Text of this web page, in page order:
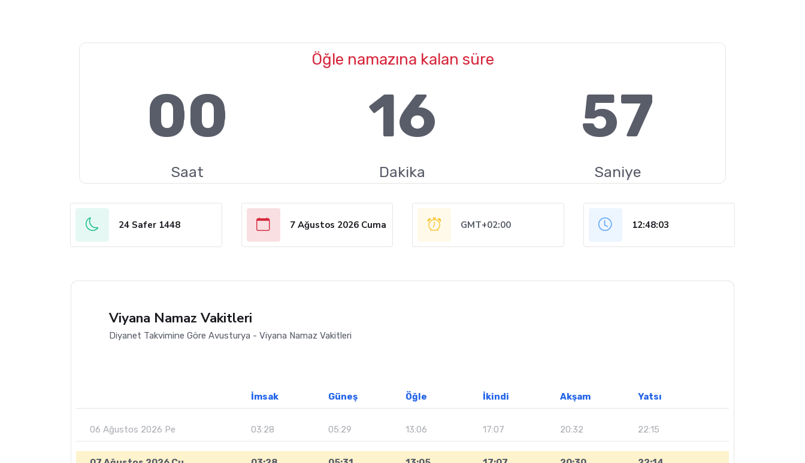
Öğle namazına kalan süre
00
Saat
16
Dakika
56
Saniye
24 Safer 1448 7 Ağustos 2026 Cuma GMT+02:00 12:48:04
Viyana Namaz Vakitleri
Diyanet Takvimine Göre Avusturya - Viyana Namaz Vakitleri
İmsak Güneş Öğle İkindi Akşam Yatsı
06 Ağustos 2026 Pe 03:28 05:29 13:06 17:07 20:32 22:15